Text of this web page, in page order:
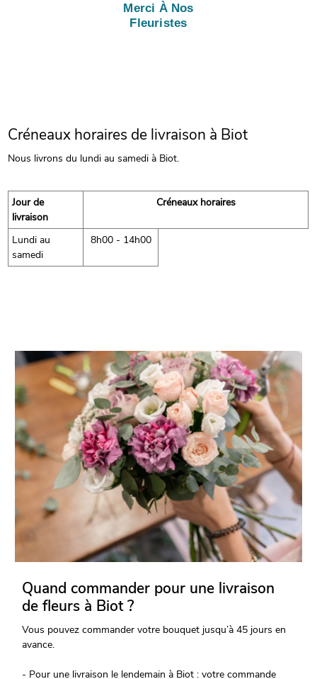
Merci À Nos
Fleuristes
Créneaux horaires de livraison à Biot
Nous livrons du lundi au samedi à Biot.
Jour de
livraison
Créneaux horaires
Lundi au
samedi
8h00 - 14h00
Quand commander pour une livraison
de fleurs à Biot ?
Vous pouvez commander votre bouquet jusqu’à 45 jours en
avance.
- Pour une livraison le lendemain à Biot : votre commande